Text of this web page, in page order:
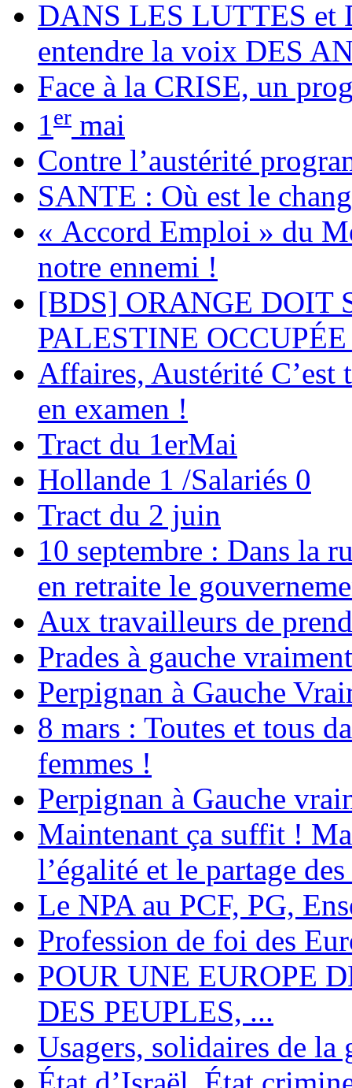
DANS LES LUTTES et
entendre la voix DES
Face à la CRISE, un
1er mai
Contre l’austérité
SANTE : Où est le
« Accord Emploi » du
notre ennemi !
[BDS] ORANGE DOIT
PALESTINE
Affaires, Austérité C’est
en examen !
Tract du 1erMai
Hollande 1 /Salariés 0
Tract du 2 juin
10 septembre : Dans la
en retraite le
Aux travailleurs de
Prades à gauche
Perpignan à Gauche
8 mars : Toutes et tous
femmes !
Perpignan à Gauche
Maintenant ça suffit !
l’égalité et le partage des
Le NPA au PCF, PG,
Profession de foi des
POUR UNE EUROPE
DES PEUPLES, ...
Usagers, solidaires de la